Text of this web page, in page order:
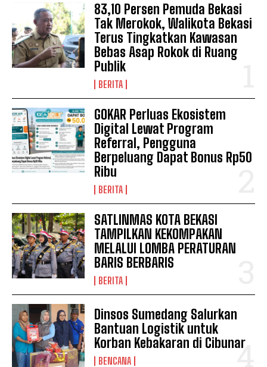
News Week
Magazine PRO
83,10 Persen Pemuda Bekasi
Tak Merokok, Walikota Bekasi
Terus Tingkatkan Kawasan
Bebas Asap Rokok di Ruang
Publik
BERITA
GOKAR Perluas Ekosistem
Digital Lewat Program
Referral, Pengguna
Berpeluang Dapat Bonus Rp50
Ribu
BERITA
SATLINMAS KOTA BEKASI
TAMPILKAN KEKOMPAKAN
MELALUI LOMBA PERATURAN
BARIS BERBARIS
BERITA
Dinsos Sumedang Salurkan
Bantuan Logistik untuk
Korban Kebakaran di Cibunar
BENCANA